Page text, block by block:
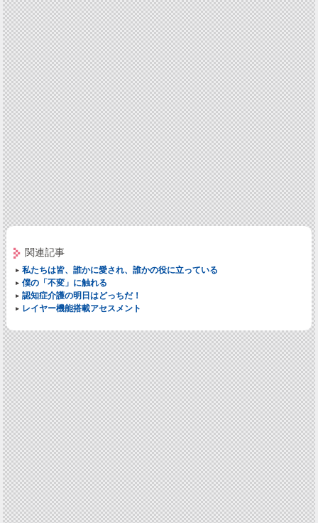
関連記事
私たちは皆、誰かに愛され、誰かの役に立っている
僕の「不変」に触れる
認知症介護の明日はどっちだ！
レイヤー機能搭載アセスメント